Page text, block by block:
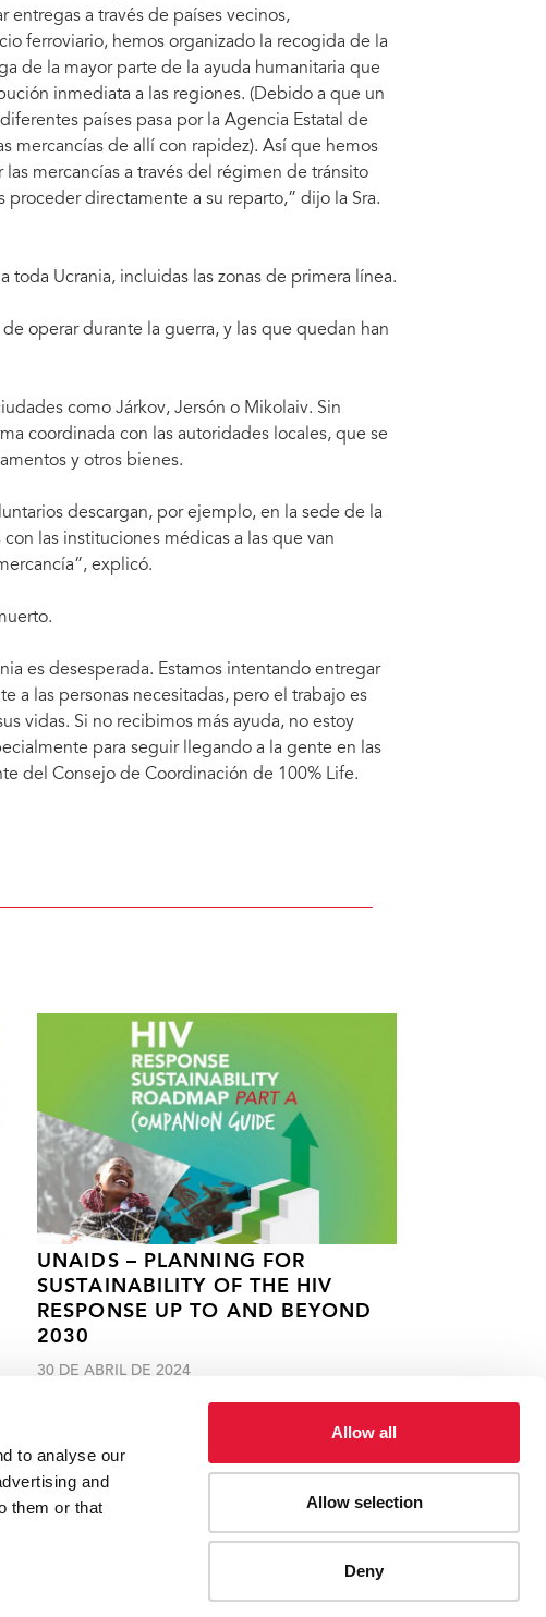
to analyse our
and
them or that
Allow all
Allow selection
Deny
entregas a través de países vecinos,
ferroviario, hemos organizado la recogida de la
de la mayor parte de la ayuda humanitaria que
inmediata a las regiones. (Debido a que un
países pasa por la Agencia Estatal de
mercancías de allí con rapidez). Así que hemos
mercancías a través del régimen de tránsito
directamente a su reparto,” dijo la Sra.
Ucrania, incluidas las zonas de primera línea.
operar durante la guerra, y las que quedan han
como Járkov, Jersón o Mikolaiv. Sin
coordinada con las autoridades locales, que se
y otros bienes.
descargan, por ejemplo, en la sede de la
las instituciones médicas a las que van
explicó.
es desesperada. Estamos intentando entregar
a las personas necesitadas, pero el trabajo es
vidas. Si no recibimos más ayuda, no estoy
para seguir llegando a la gente en las
del Consejo de Coordinación de 100% Life.
UNAIDS – PLANNING FOR
SUSTAINABILITY OF THE HIV
RESPONSE UP TO AND BEYOND
2030
30 DE ABRIL DE 2024